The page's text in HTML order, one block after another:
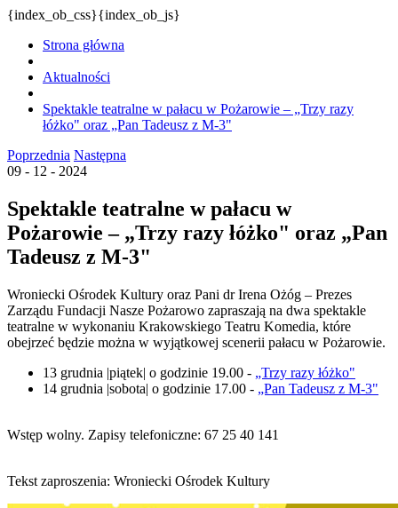
{index_ob_css}{index_ob_js}
Strona główna
Aktualności
Spektakle teatralne w pałacu w Pożarowie – „Trzy razy
łóżko" oraz „Pan Tadeusz z M-3"
Poprzednia Następna
09 - 12 - 2024
Spektakle teatralne w pałacu w
Pożarowie – „Trzy razy łóżko" oraz „Pan
Tadeusz z M-3"
Wroniecki Ośrodek Kultury oraz Pani dr Irena Ożóg – Prezes
Zarządu Fundacji Nasze Pożarowo zapraszają na dwa spektakle
teatralne w wykonaniu Krakowskiego Teatru Komedia, które
obejrzeć będzie można w wyjątkowej scenerii pałacu w Pożarowie.
13 grudnia |piątek| o godzinie 19.00 - „Trzy razy łóżko"
14 grudnia |sobota| o godzinie 17.00 - „Pan Tadeusz z M-3"
Wstęp wolny. Zapisy telefoniczne: 67 25 40 141
Tekst zaproszenia: Wroniecki Ośrodek Kultury